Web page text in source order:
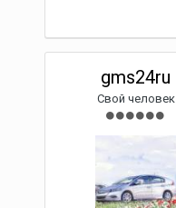
gms24ru
Свой человек